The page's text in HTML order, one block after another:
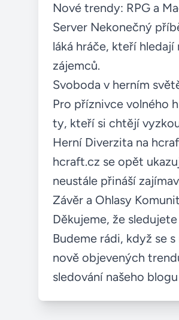
Nové trendy: RPG a
Server Nekonečný
láká hráče, kteří
zájemců.
Svoboda v herním
Pro příznivce volného
ty, kteří si chtějí
Herní Diverzita na
hcraft.cz se opět
neustále přináší
Závěr a Ohlasy
Děkujeme, že
Budeme rádi, když se
nově objevených
sledování našeho